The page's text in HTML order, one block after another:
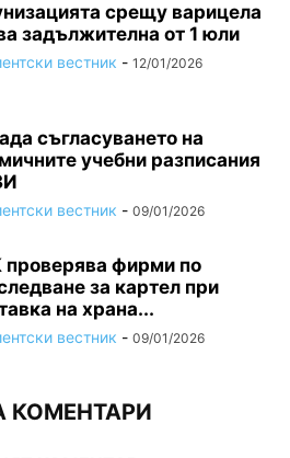
срещу варицела
задължителна от 1 юли
вестник - 12/01/2026
съгласуването на
учебни разписания
вестник - 09/01/2026
проверява фирми по
за картел при
на храна...
вестник - 09/01/2026
КОМЕНТАРИ